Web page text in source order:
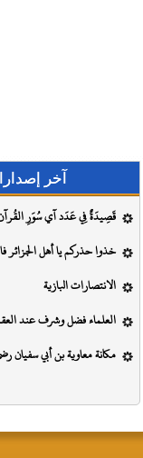
آخر
قَصِيدَةٌ فِي عَدَد آي سُوَرِ
خذوا حذركم يا أهل
الانتصارات البازية
العلماء فضل وشرف عند
مكانة معاوية بن أبي سفيان